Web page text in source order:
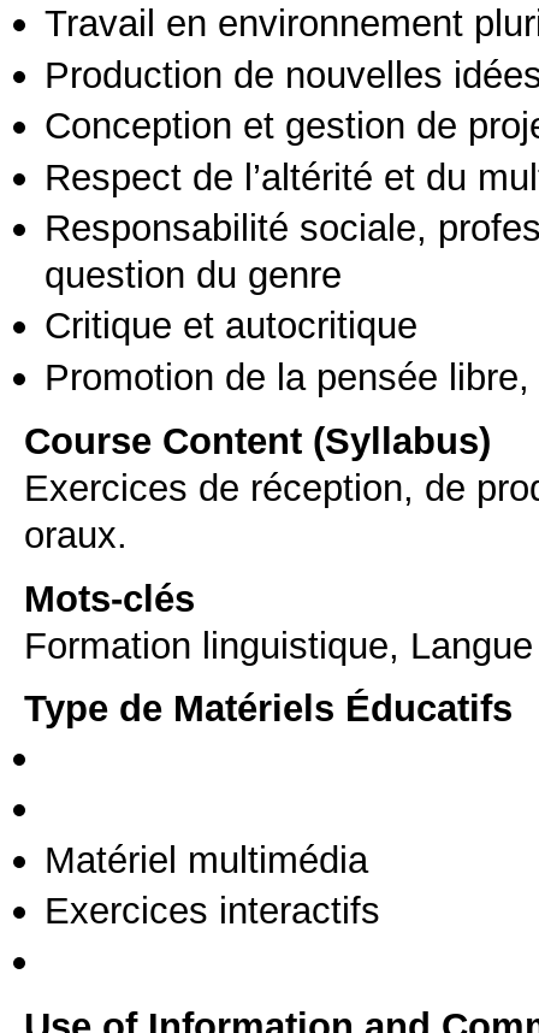
Travail en environnement
Production de nouvelles
Conception et gestion de
Respect de l’altérité et du
Responsabilité sociale,
question du genre
Critique et autocritique
Promotion de la pensée
Course Content (Syllabus)
Exercices de réception, de
oraux.
Mots-clés
Formation linguistique,
Type de Matériels Éducatifs
Matériel multimédia
Exercices interactifs